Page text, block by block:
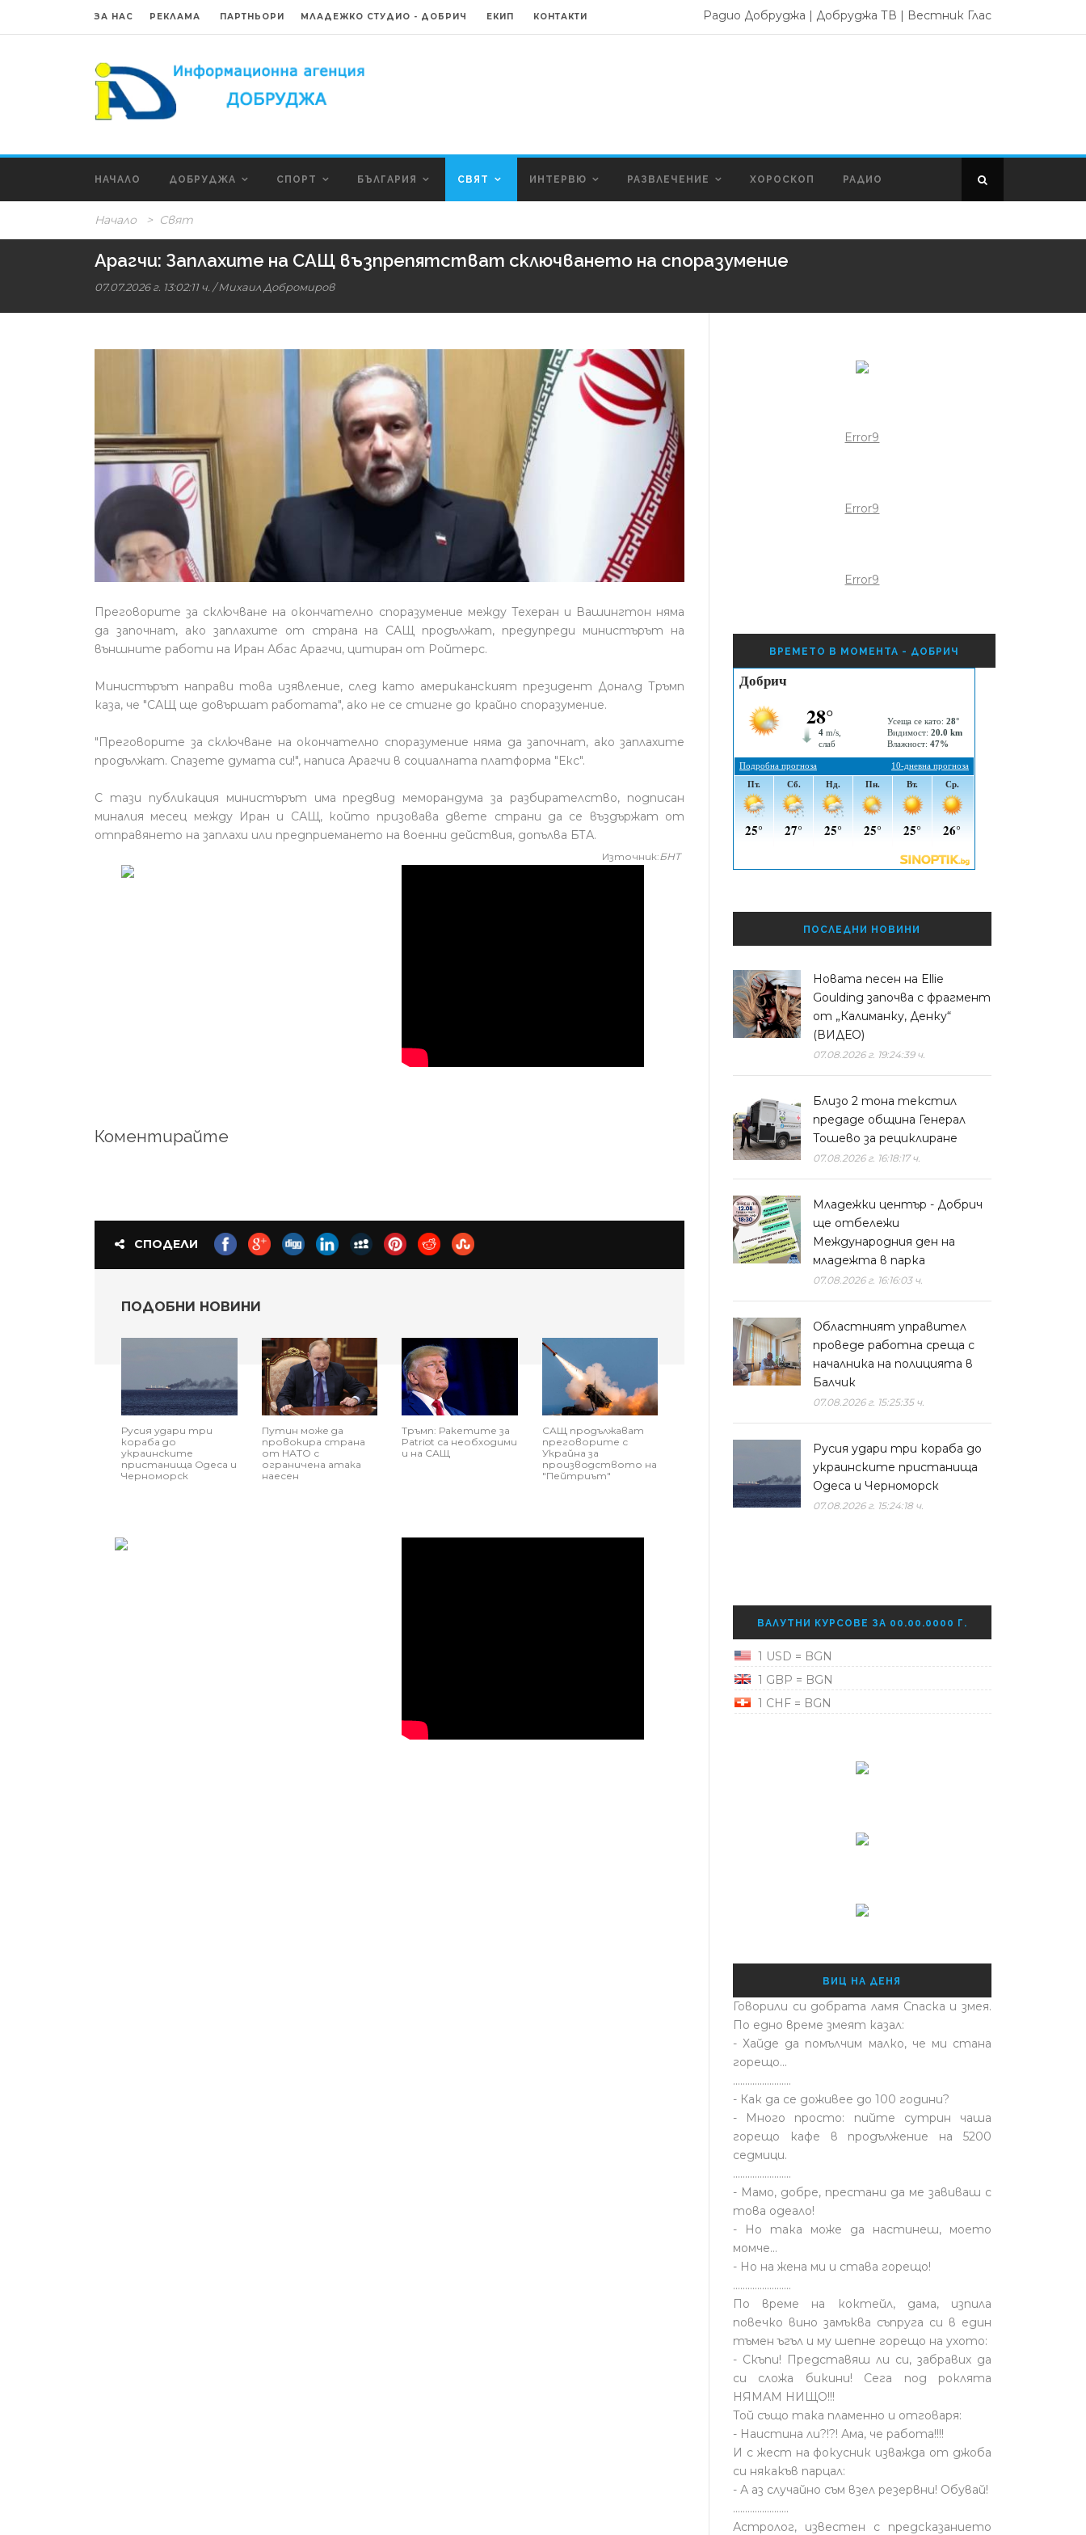
ЗА НАС РЕКЛАМА ПАРТНЬОРИ МЛАДЕЖКО СТУДИО - ДОБРИЧ ЕКИП КОНТАКТИ Радио Добруджа | Добруджа ТВ | Вестник Глас
НАЧАЛО ДОБРУДЖА СПОРТ БЪЛГАРИЯ СВЯТ ИНТЕРВЮ РАЗВЛЕЧЕНИЕ ХОРОСКОП РАДИО
Начало > Свят
Арагчи: Заплахите на САЩ възпрепятстват сключването на споразумение
07.07.2026 г. 13:02:11 ч. /Михаил Добромиров
Преговорите за сключване на окончателно споразумение между Техеран и Вашингтон няма
да започнат, ако заплахите от страна на САЩ продължат, предупреди министърът на
външните работи на Иран Абас Арагчи, цитиран от Ройтерс.
Министърът направи това изявление, след като американският президент Доналд Тръмп
каза, че "САЩ ще довършат работата", ако не се стигне до крайно споразумение.
"Преговорите за сключване на окончателно споразумение няма да започнат, ако заплахите
продължат. Спазете думата си!", написа Арагчи в социалната платформа "Екс".
С тази публикация министърът има предвид меморандума за разбирателство, подписан
миналия месец между Иран и САЩ, който призовава двете страни да се въздържат от
отправянето на заплахи или предприемането на военни действия, допълва БТА.
Източник:БНТ
Коментирайте
СПОДЕЛИ
ПОДОБНИ НОВИНИ
Русия удари три
кораба до
украинските
пристанища Одеса и
Черноморск
Путин може да
провокира страна
от НАТО с
ограничена атака
наесен
Тръмп: Ракетите за
Patriot са необходими
и на САЩ
САЩ продължават
преговорите с
Украйна за
производството на
"Пейтриът"
Error9
Error9
Error9
ВРЕМЕТО В МОМЕНТА - ДОБРИЧ
ПОСЛЕДНИ НОВИНИ
Новата песен на Ellie
Goulding започва с фрагмент
от „Калиманку, Денку“
(ВИДЕО)
07.08.2026 г. 19:24:39 ч.
Близо 2 тона текстил
предаде община Генерал
Тошево за рециклиране
07.08.2026 г. 16:18:17 ч.
Младежки център - Добрич
ще отбележи
Международния ден на
младежта в парка
07.08.2026 г. 16:16:03 ч.
Областният управител
проведе работна среща с
началника на полицията в
Балчик
07.08.2026 г. 15:25:35 ч.
Русия удари три кораба до
украинските пристанища
Одеса и Черноморск
07.08.2026 г. 15:24:18 ч.
ВАЛУТНИ КУРСОВЕ ЗА 00.00.0000 Г.
1 USD = BGN
1 GBP = BGN
1 CHF = BGN
ВИЦ НА ДЕНЯ
Говорили си добрата ламя Спаска и змея.
По едно време змеят казал:
- Хайде да помълчим малко, че ми стана
горещо...
........................
- Как да се доживее до 100 години?
- Много просто: пийте сутрин чаша
горещо кафе в продължение на 5200
седмици.
........................
- Мамо, добре, престани да ме завиваш с
това одеало!
- Но така може да настинеш, моето
момче…
- Но на жена ми и става горещо!
........................
По време на коктейл, дама, изпила
повечко вино замъква съпруга си в един
тъмен ъгъл и му шепне горещо на ухото:
- Скъпи! Представяш ли си, забравих да
си сложа бикини! Сега под роклята
НЯМАМ НИЩО!!!
Той също така пламенно и отговаря:
- Наистина ли?!?! Ама, че работа!!!!
И с жест на фокусник изважда от джоба
си някакъв парцал:
- А аз случайно съм взел резервни! Обувай!
.......................
Астролог, известен с предсказанието